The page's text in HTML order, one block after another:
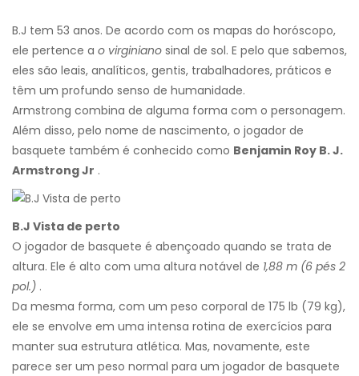
B.J tem 53 anos. De acordo com os mapas do horóscopo,
ele pertence a o virginiano sinal de sol. E pelo que sabemos,
eles são leais, analíticos, gentis, trabalhadores, práticos e
têm um profundo senso de humanidade.
Armstrong combina de alguma forma com o personagem.
Além disso, pelo nome de nascimento, o jogador de
basquete também é conhecido como Benjamin Roy B. J.
Armstrong Jr .
B.J Vista de perto
O jogador de basquete é abençoado quando se trata de
altura. Ele é alto com uma altura notável de 1,88 m (6 pés 2
pol.) .
Da mesma forma, com um peso corporal de 175 lb (79 kg),
ele se envolve em uma intensa rotina de exercícios para
manter sua estrutura atlética. Mas, novamente, este
parece ser um peso normal para um jogador de basquete